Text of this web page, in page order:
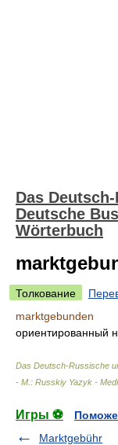
Das
Deutsche
Wörterbuch
Толкование
marktgebunden
ориентированный
Das Deutsch-Russische
- М.: Russkiy Yazyk -
Игры ⚽
Marktgebühr